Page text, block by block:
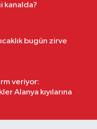
kanalda?
bugün zirve
veriyor:
Alanya kıyılarına